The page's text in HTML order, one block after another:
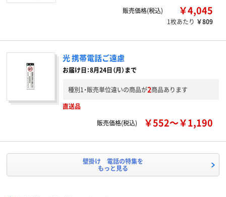
販売価格(税込) ￥4,045
1枚あたり ￥809
光 携帯電話ご遠慮
お届け日：8月24日（月）まで
種別1・販売単位違いの商品が2商品あります
直送品
販売価格(税込)
￥552～￥1,190
壁掛け 電話の特集を
もっと見る